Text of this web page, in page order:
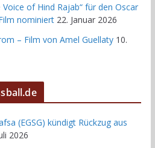
of Hind Rajab“ für den Oscar
nominiert 22. Januar 2026
– Film von Amel Guellaty 10.
(EGSG) kündigt Rückzug aus
2026